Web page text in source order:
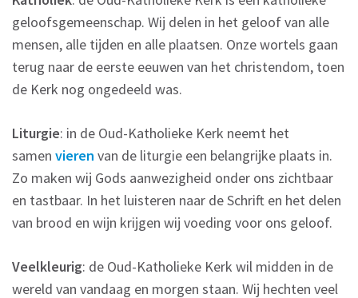
geloofsgemeenschap. Wij delen in het geloof van alle
mensen, alle tijden en alle plaatsen. Onze wortels gaan
terug naar de eerste eeuwen van het christendom, toen
de Kerk nog ongedeeld was.
Liturgie: in de Oud-Katholieke Kerk neemt het
samen vieren van de liturgie een belangrijke plaats in.
Zo maken wij Gods aanwezigheid onder ons zichtbaar
en tastbaar. In het luisteren naar de Schrift en het delen
van brood en wijn krijgen wij voeding voor ons geloof.
Veelkleurig: de Oud-Katholieke Kerk wil midden in de
wereld van vandaag en morgen staan. Wij hechten veel